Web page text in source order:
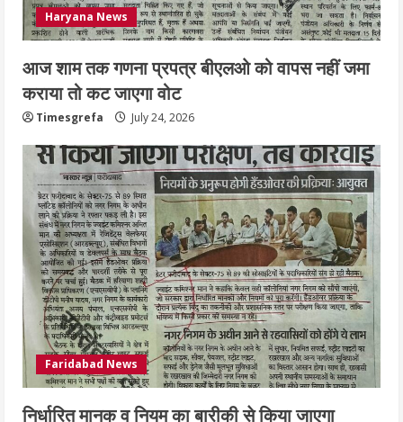
Haryana News
आज शाम तक गणना प्रपत्र बीएलओ को वापस नहीं जमा
कराया तो कट जाएगा वोट
Timesgrefa July 24, 2026
Faridabad News
निर्धारित मानक व नियम का बारीकी से किया जाएगा